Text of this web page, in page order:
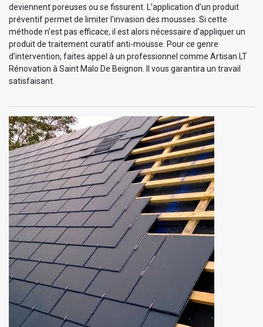
deviennent poreuses ou se fissurent. L’application d’un produit
préventif permet de limiter l’invasion des mousses. Si cette
méthode n’est pas efficace, il est alors nécessaire d’appliquer un
produit de traitement curatif anti-mousse. Pour ce genre
d’intervention, faites appel à un professionnel comme Artisan LT
Rénovation à Saint Malo De Beignon. Il vous garantira un travail
satisfaisant.